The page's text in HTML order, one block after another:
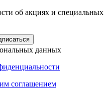
об акциях и специальных
данных
соглашением